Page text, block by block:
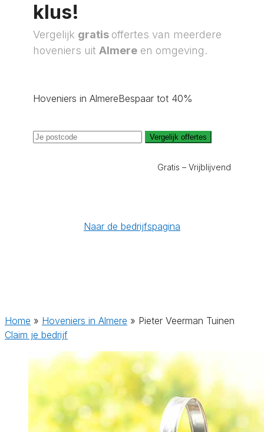
klus!
Vergelijk gratis offertes van meerdere
hoveniers uit Almere en omgeving.
Hoveniers in AlmereBespaar tot 40%
Vergelijk offertes
Gratis – Vrijblijvend
Naar de bedrijfspagina
Home » Hoveniers in Almere » Pieter Veerman Tuinen
Claim je bedrijf